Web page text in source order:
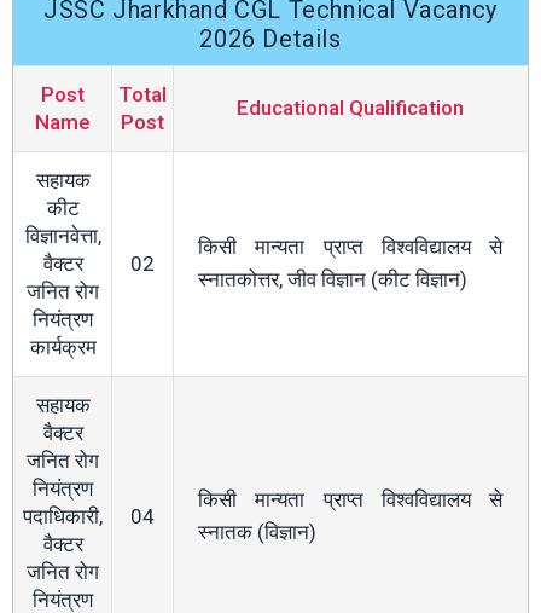
JSSC Jharkhand CGL Technical Vacancy
2026 Details
Post
Name
Total
Post
Educational Qualification
सहायक
कीट
विज्ञानवेत्ता,
वैक्टर
जनित रोग
नियंत्रण
कार्यक्रम
02
किसी मान्यता प्राप्त विश्वविद्यालय से
स्नातकोत्तर, जीव विज्ञान (कीट विज्ञान)
सहायक
वैक्टर
जनित रोग
नियंत्रण
पदाधिकारी,
वैक्टर
जनित रोग
नियंत्रण
04
किसी मान्यता प्राप्त विश्वविद्यालय से
स्नातक (विज्ञान)